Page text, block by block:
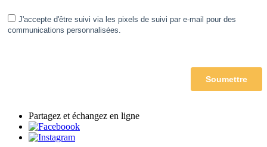
Partagez et échangez en ligne